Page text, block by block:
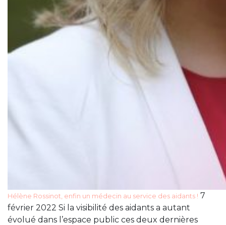
Hélène Rossinot, enfin un médecin au service des aidants ! 7
février 2022 Si la visibilité des aidants a autant
évolué dans l’espace public ces deux dernières